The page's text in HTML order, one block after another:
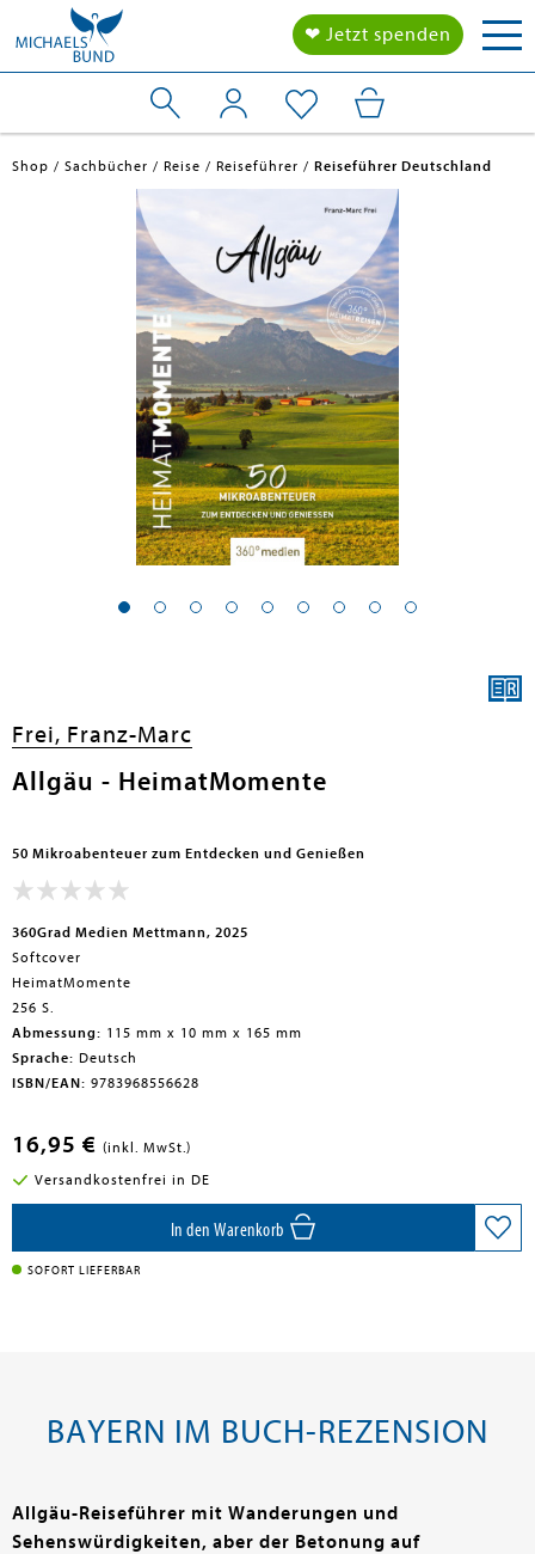
❤ Jetzt spenden
Shop Sachbücher Reise Reiseführer Reiseführer Deutschland
Frei, Franz-Marc
Allgäu - HeimatMomente
50 Mikroabenteuer zum Entdecken und Genießen
360Grad Medien Mettmann, 2025
Softcover
HeimatMomente
256 S.
Abmessung: 115 mm x 10 mm x 165 mm
Sprache: Deutsch
ISBN/EAN: 9783968556628
16,95 € (inkl. MwSt.)
Versandkostenfrei in DE
In den Warenkorb
SOFORT LIEFERBAR
BAYERN IM BUCH-REZENSION
Allgäu-Reiseführer mit Wanderungen und
Sehenswürdigkeiten, aber der Betonung auf